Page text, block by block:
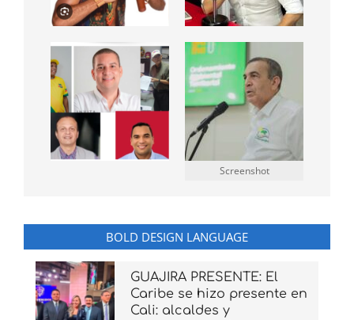
Screenshot
BOLD DESIGN LANGUAGE
GUAJIRA PRESENTE: El
Caribe se hizo presente en
Cali: alcaldes y